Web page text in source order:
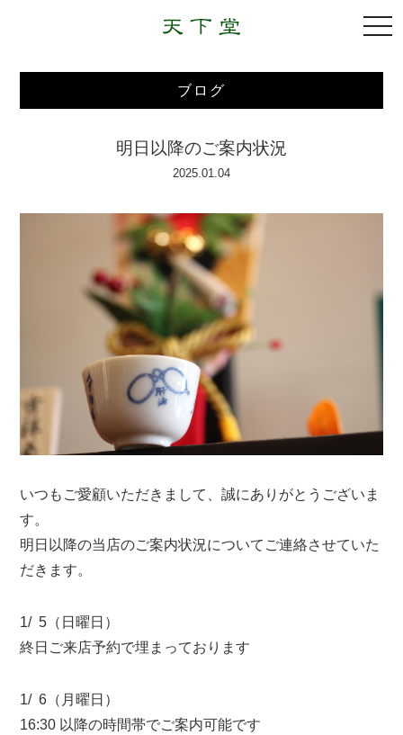
ブログ
明日以降のご案内状況
2025.01.04
いつもご愛顧いただきまして、誠にありがとうございま
す。
明日以降の当店のご案内状況についてご連絡させていた
だきます。
1/ 5（日曜日）
終日ご来店予約で埋まっております
1/ 6（月曜日）
16:30 以降の時間帯でご案内可能です